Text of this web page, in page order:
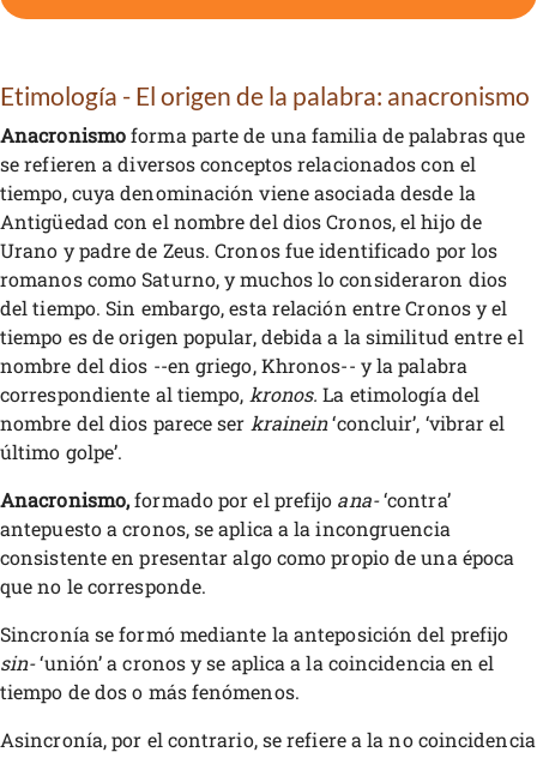
Etimología - El origen de la palabra: anacronismo
Anacronismoforma parte de una familia de palabras que
se refieren a diversos conceptos relacionados con el
tiempo, cuya denominación viene asociada desde la
Antigüedad con el nombre del dios Cronos, el hijo de
Urano y padre de Zeus. Cronos fue identificado por los
romanos como Saturno, y muchos lo consideraron dios
del tiempo. Sin embargo, esta relación entre Cronos y el
tiempo es de origen popular, debida a la similitud entre el
nombre del dios --en griego, Khronos-- y la palabra
correspondiente al tiempo, kronos. La etimología del
nombre del dios parece ser krainein‘concluir’, ‘vibrar el
último golpe’.
Anacronismo,formado por el prefijo ana-‘contra’
antepuesto a cronos, se aplica a la incongruencia
consistente en presentar algo como propio de una época
que no le corresponde.
Sincronía se formó mediante la anteposición del prefijo
sin-‘unión’ a cronos y se aplica a la coincidencia en el
tiempo de dos o más fenómenos.
Asincronía, por el contrario, se refiere a la no coincidencia